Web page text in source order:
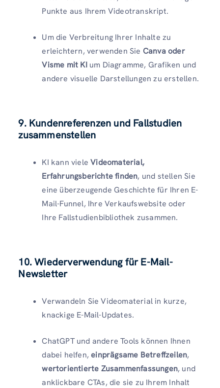
Punkte aus Ihrem Videotranskript.
Um die Verbreitung Ihrer Inhalte zu
erleichtern, verwenden Sie Canva oder
Visme mit KI um Diagramme, Grafiken und
andere visuelle Darstellungen zu erstellen.
9. Kundenreferenzen und Fallstudien
zusammenstellen
KI kann vieleVideomaterial,
Erfahrungsberichte finden, und stellen Sie
eine überzeugende Geschichte für Ihren E-
Mail-Funnel, Ihre Verkaufswebsite oder
Ihre Fallstudienbibliothek zusammen.
10. Wiederverwendung für E-Mail-
Newsletter
Verwandeln Sie Videomaterial in kurze,
knackige E-Mail-Updates.
ChatGPT und andere Tools können Ihnen
dabei helfen,einprägsame Betreffzeilen,
wertorientierte Zusammenfassungen, und
anklickbare CTAs, die sie zu Ihrem Inhalt